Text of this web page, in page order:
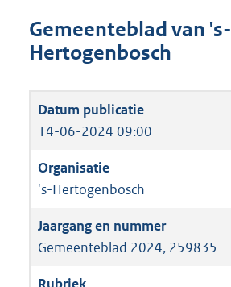
Gemeenteblad van 's-
Hertogenbosch
14-06-2024 09:00
's-Hertogenbosch
Gemeenteblad 2024, 259835